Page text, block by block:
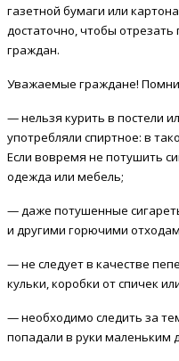
газетной бумаги или
достаточно, чтобы
граждан.
Уважаемые граждане!
— нельзя курить в постели
употребляли спиртное: в
Если вовремя не потушить
одежда или мебель;
— даже потушенные
и другими горючими
— не следует в качестве
кульки, коробки от спичек
— необходимо следить за
попадали в руки маленьким